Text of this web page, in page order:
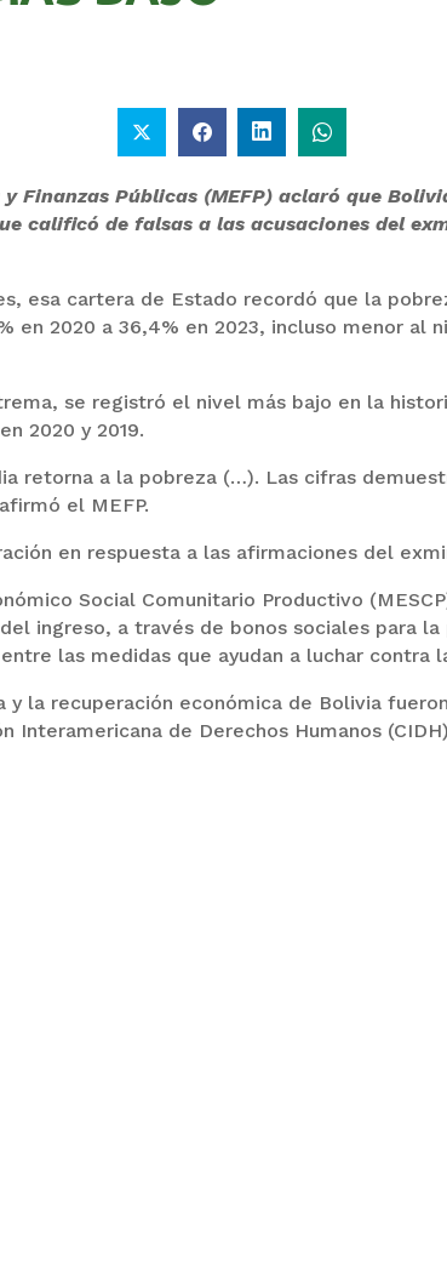
Finanzas Públicas (MEFP) aclaró que
calificó de falsas a las acusaciones del
esa cartera de Estado recordó que la
en 2020 a 36,4% en 2023, incluso menor al
se registró el nivel más bajo en la
2020 y 2019.
retorna a la pobreza (…). Las cifras
el MEFP.
en respuesta a las afirmaciones del
Social Comunitario Productivo
ingreso, a través de bonos sociales para
las medidas que ayudan a luchar contra
y la recuperación económica de Bolivia
Interamericana de Derechos Humanos